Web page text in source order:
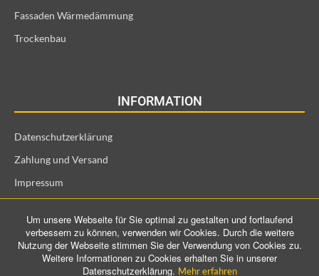
Fassaden Wärmedämmung
Trockenbau
INFORMATION
Datenschutzerklärung
Zahlung und Versand
Impressum
Widerrufsrecht für Verbraucher
Um unsere Webseite für Sie optimal zu gestalten und fortlaufend
verbessern zu können, verwenden wir Cookies. Durch die weitere
Nutzung der Webseite stimmen Sie der Verwendung von Cookies zu.
Weitere Informationen zu Cookies erhalten Sie in unserer
Datenschutzerklärung. Mehr erfahren